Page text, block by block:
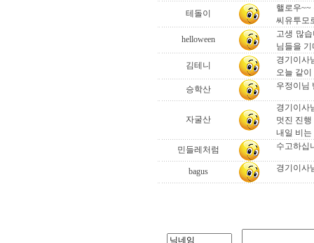
테돌이
핼로우~~
씨유투모
helloween
고생 많
님들을
김테니
경기이사
오늘 같
승학산
우정이님
자굴산
경기이사
멋진 진
내일 비는
민들레처럼
수고하십
bagus 경기이사